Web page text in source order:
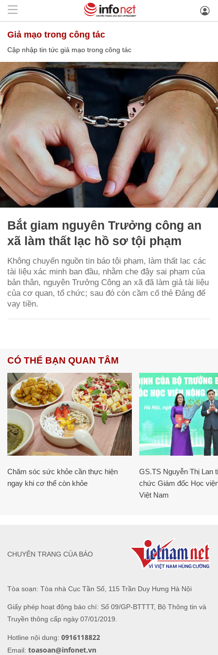
giả mạo trong công tác
Cập nhập tin tức giả mạo trong công tác
Bắt giam nguyên Trưởng công an
xã làm thất lạc hồ sơ tội phạm
Không chuyển nguồn tin báo tội phạm, làm thất lạc các
tài liệu xác minh ban đầu, nhằm che đậy sai phạm của
bản thân, nguyên Trưởng Công an xã đã làm giả tài liệu
của cơ quan, tổ chức; sau đó còn cầm cố thẻ Đảng để
vay tiền.
CÓ THỂ BẠN QUAN TÂM
Chăm sóc sức khỏe cần thực hiện
ngay khi cơ thể còn khỏe
GS.TS Nguyễn Thị Lan
chức Giám đốc Học
Việt Nam
Tòa soạn: Tòa nhà Cục Tần Số, 115 Trần Duy Hưng Hà Nội
Giấy phép hoạt động báo chí: Số 09/GP-BTTTT, Bộ Thông tin và
Truyền thông cấp ngày 07/01/2019.
Hotline nội dung: 0916118822
Email: toasoan@infonet.vn
CHUYÊN TRANG CỦA BÁO